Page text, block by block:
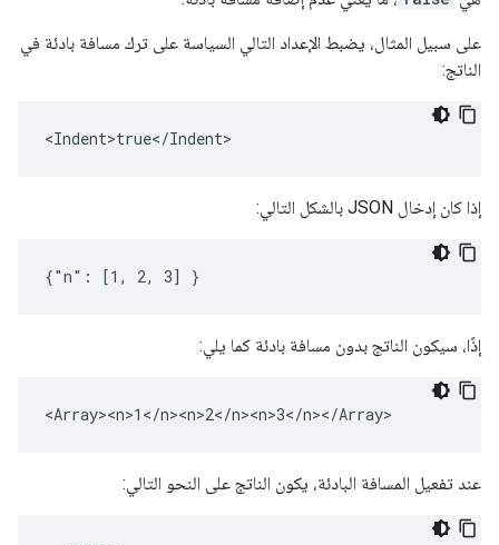
على سبيل المثال، يضبط الإعداد التالي السياسة على ترك مسافة بادئة في
الناتج:
<Indent>true</Indent>
إذا كان إدخال JSON بالشكل التالي:
{"n": [1, 2, 3] }
إذًا، سيكون الناتج بدون مسافة بادئة كما يلي:
<Array><n>1</n><n>2</n><n>3</n></Array>
عند تفعيل المسافة البادئة، يكون الناتج على النحو التالي: